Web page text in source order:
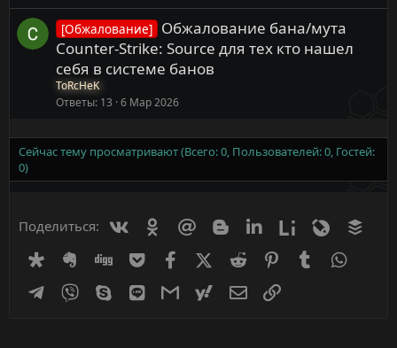
о
[Обжалование] Обжалование бана/мута
Counter-Strike: Source для тех кто нашел
себя в системе банов
ToRcHeK
Ответы 13 6 Мар 2026
Сейчас тему просматривают (Всего: 0, Пользователей: 0, Гостей:
0)
Поделиться: ВконтактеОдноклассники
Mail.ru BloggerLinkedinLiveinternet
Livejournal
DiasporaEvernoteDigg GetpocketFacebookX (Twitter)
Reddit PinterestTumblr
Telegram
Viber Skype Line GmailyahoomailЭлектронная почта